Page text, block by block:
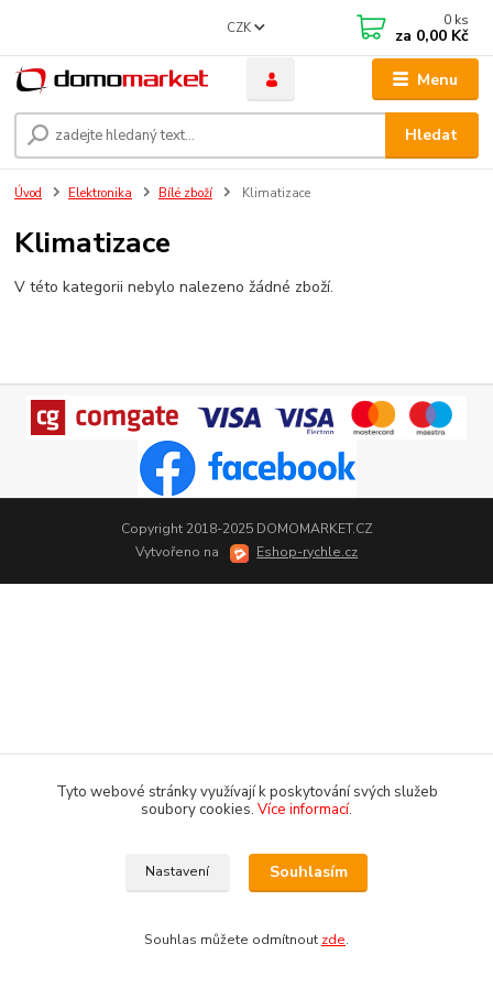
Menu
CZK
Hledat
0 ks
za 0,00 Kč
Úvod Elektronika Bílé zboží Klimatizace
Klimatizace
V této kategorii nebylo nalezeno žádné zboží.
Copyright 2018-2025 DOMOMARKET.CZ
Vytvořeno na
Eshop-rychle.cz
Tyto webové stránky využívají k poskytování svých služeb
soubory cookies. Více informací.
Nastavení Souhlasím
Souhlas můžete odmítnout zde.